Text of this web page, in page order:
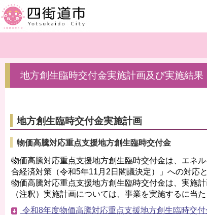
地方創生臨時交付金実施計画及び実施結果
地方創生臨時交付金実施計画
物価高騰対応重点支援地方創生臨時交付金
物価高騰対応重点支援地方創生臨時交付金は、エネ
合経済対策（令和5年11月2日閣議決定）」への対応
物価高騰対応重点支援地方創生臨時交付金は、実施
（注釈）実施計画については、事業を実施するに当
令和8年度物価高騰対応重点支援地方創生臨時交